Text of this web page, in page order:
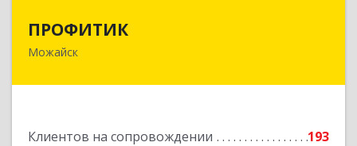
ПРОФИТИК
Можайск
Клиентов на сопровождении
193
143200, Московская обл, Можайский р-н,